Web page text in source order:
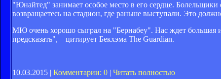
"Юнайтед" занимает особое место в его сердце.
возвращаетесь на стадион, где раньше выступали. Это
МЮ очень хорошо сыграл на "Бернабеу". Нас ждет большая
предсказать", – цитирует Бекхэма The Guardian.
10.03.2015 | Комментарии: 0 | Читать полностью